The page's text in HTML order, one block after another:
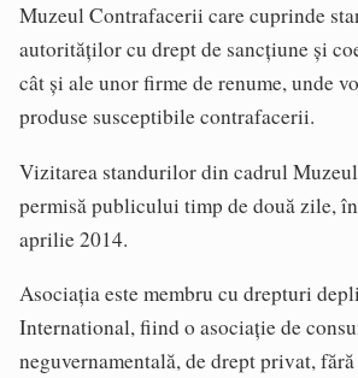
Muzeul Contrafacerii care cuprinde
autorităților cu drept de sancțiune și
cât și ale unor firme de renume, unde
produse susceptibile contrafacerii.
Vizitarea standurilor din cadrul
permisă publicului timp de două zile,
aprilie 2014.
Asociația este membru cu drepturi
International, fiind o asociație de
neguvernamentală, de drept privat,